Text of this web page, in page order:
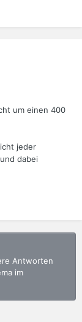
um einen 400
jeder
dabei
Antworten
im